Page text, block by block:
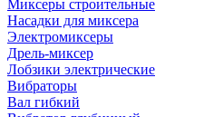
Миксеры строительные
Насадки для миксера
Электромиксеры
Дрель-миксер
Лобзики электрические
Вибраторы
Вал гибкий